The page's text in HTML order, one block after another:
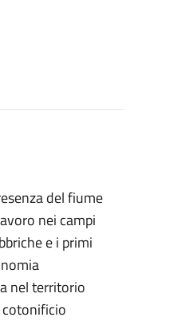
del fiume
nei campi
e i primi
nel territorio